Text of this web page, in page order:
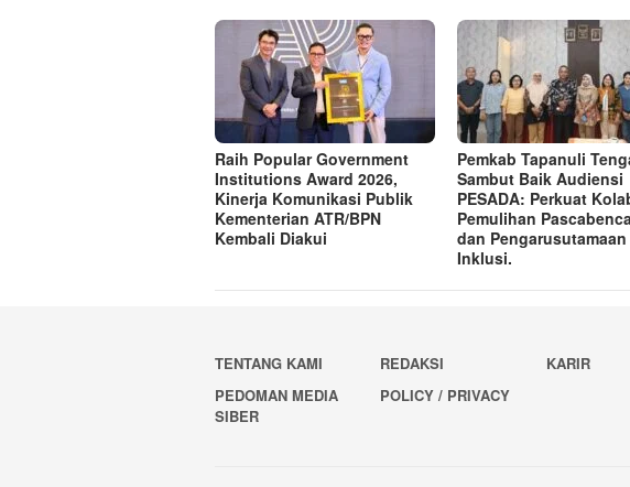
Raih Popular Government
Institutions Award 2026,
Kinerja Komunikasi Publik
Kementerian ATR/BPN
Kembali Diakui
Pemkab Tapanuli
Sambut Baik Audiensi
PESADA: Perkuat
Pemulihan
dan Pengarusutamaan
Inklusi.
TENTANG KAMI REDAKSI
KARIR
PEDOMAN MEDIA
SIBER
POLICY / PRIVACY